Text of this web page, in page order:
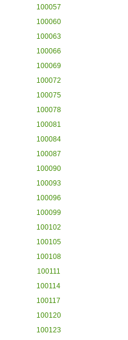
100057
100060
100063
100066
100069
100072
100075
100078
100081
100084
100087
100090
100093
100096
100099
100102
100105
100108
100111
100114
100117
100120
100123